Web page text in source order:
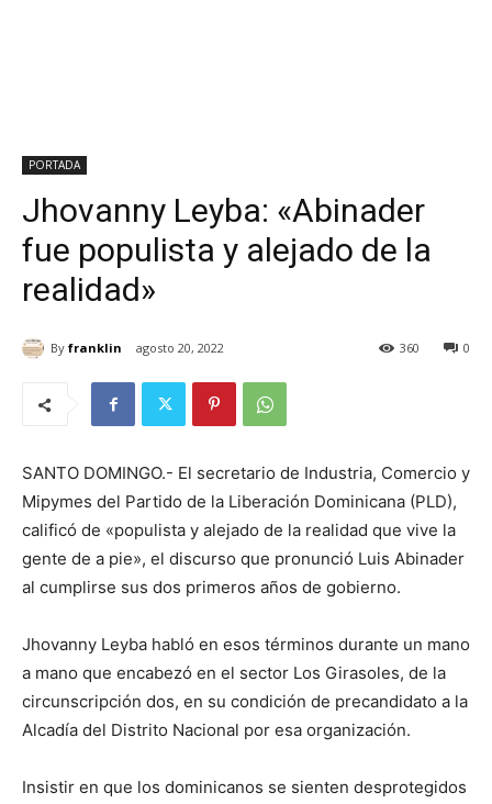
PORTADA
Jhovanny Leyba: «Abinader
fue populista y alejado de la
realidad»
By franklin agosto 20, 2022 0
360
SANTO DOMINGO.- El secretario de Industria, Comercio y
Mipymes del Partido de la Liberación Dominicana (PLD),
calificó de «populista y alejado de la realidad que vive la
gente de a pie», el discurso que pronunció Luis Abinader
al cumplirse sus dos primeros años de gobierno.
Jhovanny Leyba habló en esos términos durante un mano
a mano que encabezó en el sector Los Girasoles, de la
circunscripción dos, en su condición de precandidato a la
Alcadía del Distrito Nacional por esa organización.
Insistir en que los dominicanos se sienten desprotegidos